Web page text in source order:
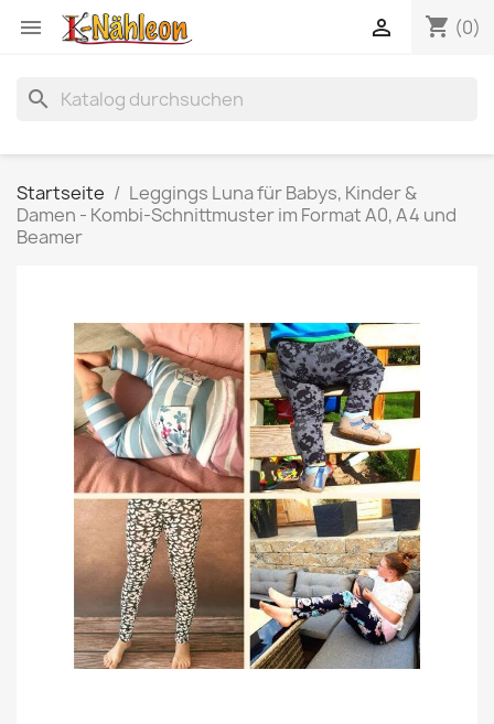
 shopping_cart (0)

search
Startseite
Leggings Luna für Babys, Kinder &
Damen - Kombi-Schnittmuster im Format A0, A4 und
Beamer